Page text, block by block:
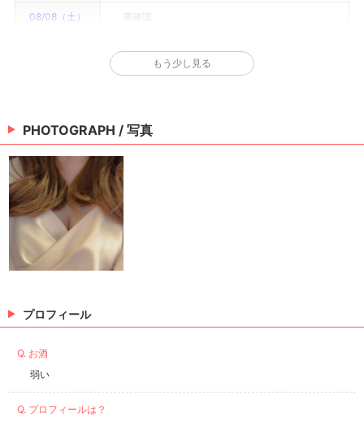
08/08（土） 要確認
要確認
08/12（水） 要確認
※情報はあくまで予定でキャストまたは出勤情報は一部です。詳細はお店にお問い合わせく
ださい。
もう少し見る
PHOTOGRAPH / 写真
プロフィール
Q. お酒
弱い
Q. プロフィールは？